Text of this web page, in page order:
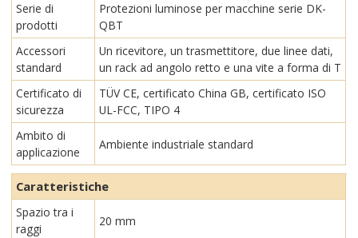
Serie di
prodotti
Protezioni luminose per macchine serie DK-
QBT
Accessori
standard
Un ricevitore, un trasmettitore, due linee dati,
un rack ad angolo retto e una vite a forma di T
Certificato di
sicurezza
TÜV CE, certificato China GB, certificato ISO
UL-FCC, TIPO 4
Ambito di
applicazione
Ambiente industriale standard
Caratteristiche
Spazio tra i
raggi
20 mm